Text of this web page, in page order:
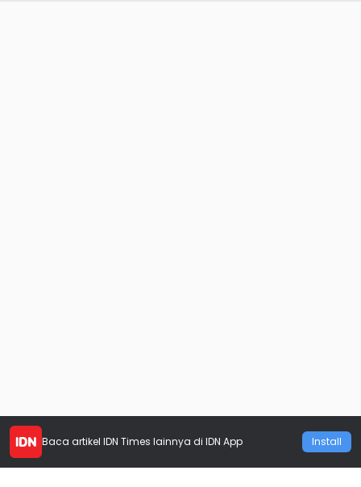
Baca artikel IDN Times lainnya di IDN App Install